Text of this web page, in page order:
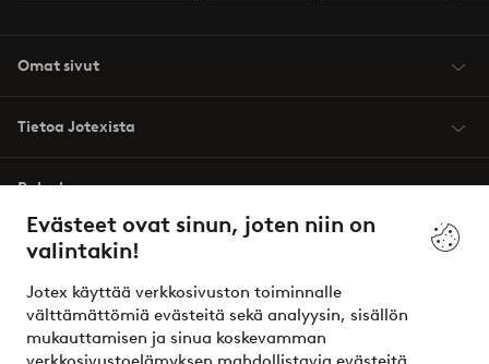
Evästeet ovat sinun, joten niin on
valintakin!
Jotex käyttää verkkosivuston toiminnalle
välttämättömiä evästeitä sekä analyysin, sisällön
mukauttamisen ja sinua koskevamman
Omat sivut
Tietoa Jotexista
Palvelumme
Ehdot
Ystävät